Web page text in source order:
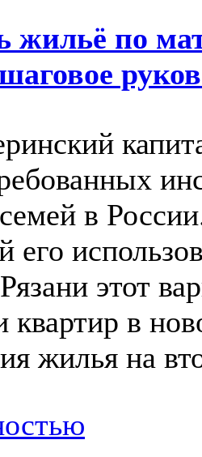
жильё по
в
его
этот
квартир в
жилья на